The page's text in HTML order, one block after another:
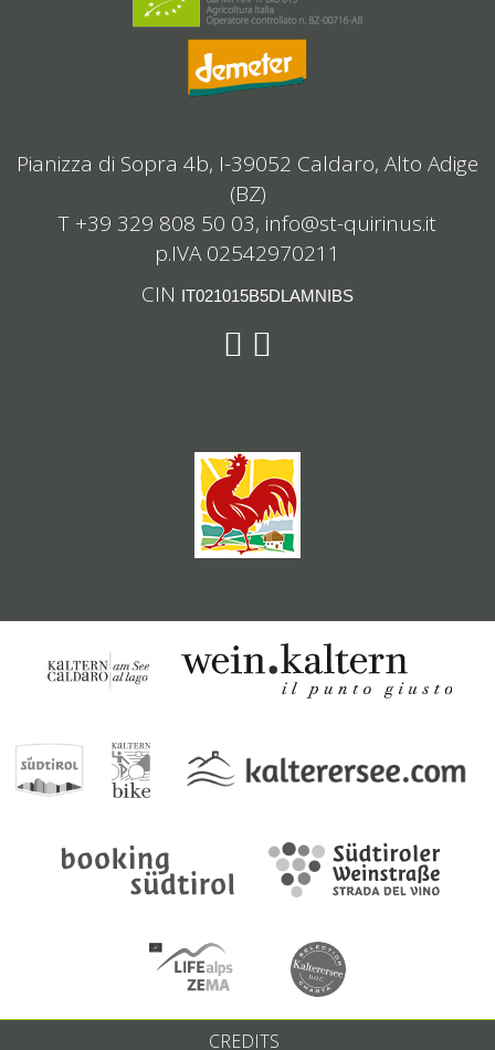
Pianizza di Sopra 4b, I-39052 Caldaro, Alto Adige
(BZ)
T +39 329 808 50 03, info@st-quirinus.it
p.IVA 02542970211
CIN
IT021015B5DLAMNIBS
CREDITS